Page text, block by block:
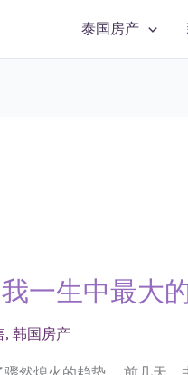
泰国房产
一生中最大
, 韩国房产